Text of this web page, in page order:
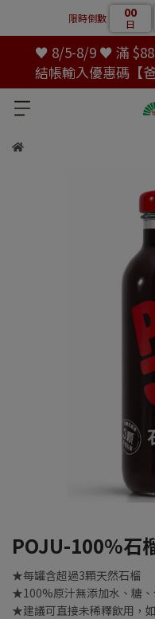
限時倒數 00
日
♥ 8/5-8/9 ♥ 滿
結帳輸入優惠碼【
POJU-100%石
★每罐含超過3顆天然石榴
★100%原汁無添加水、糖
★建議可直接未稀釋飲用，